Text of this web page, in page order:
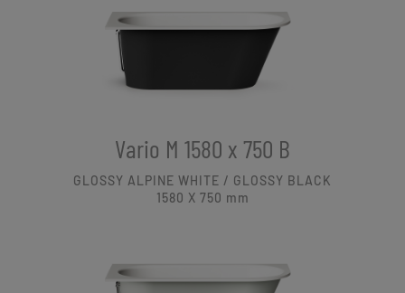
Vario M 1580 x 750 B
GLOSSY ALPINE WHITE / GLOSSY BLACK
1580 X 750 mm